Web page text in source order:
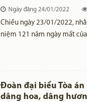
Ngày đăng24/01/2022
Chiều ngày 23/01/2022,
niệm 121 năm ngày mất
cán bộ viên chức người lao
nghỉ hưu qua các thời kỳ
Đoàn đại biểu Tòa
dâng hoa, dâng